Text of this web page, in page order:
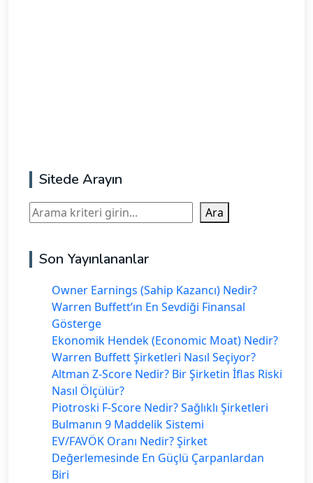
Sitede Arayın
Ara Ara
Son Yayınlananlar
Owner Earnings (Sahip Kazancı) Nedir?
Warren Buffett’ın En Sevdiği Finansal
Gösterge
Ekonomik Hendek (Economic Moat) Nedir?
Warren Buffett Şirketleri Nasıl Seçiyor?
Altman Z-Score Nedir? Bir Şirketin İflas Riski
Nasıl Ölçülür?
Piotroski F-Score Nedir? Sağlıklı Şirketleri
Bulmanın 9 Maddelik Sistemi
EV/FAVÖK Oranı Nedir? Şirket
Değerlemesinde En Güçlü Çarpanlardan
Biri